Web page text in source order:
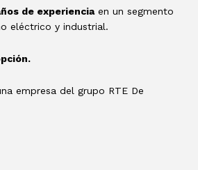
de experienciaen un segmento
eléctrico y industrial.
empresa del grupo RTE De